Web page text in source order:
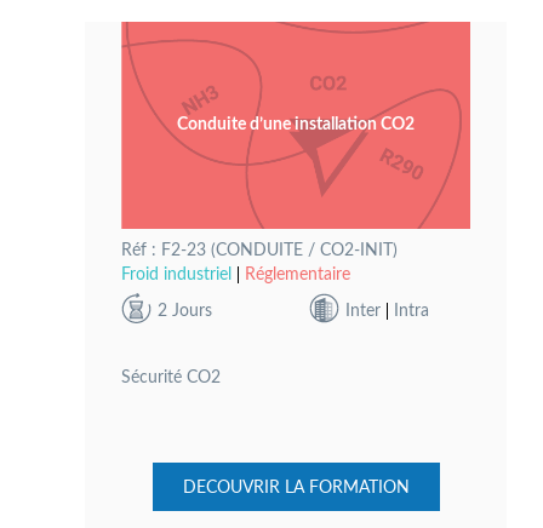
Conduite d’une installation CO2
Réf : F2-23 (CONDUITE / CO2-INIT)
Froid industriel
Réglementaire
2 Jours Inter Intra
Sécurité CO2
DECOUVRIR LA FORMATION